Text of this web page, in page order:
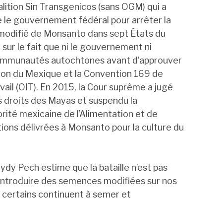
Sin Transgenicos (sans OGM) qui a
gouvernement fédéral pour arrêter la
de Monsanto dans sept États du
le fait que ni le gouvernement ni
autochtones avant d’approuver
du Mexique et la Convention 169 de
(OIT). En 2015, la Cour suprême a jugé
des Mayas et suspendu la
mexicaine de l’Alimentation et de
délivrées à Monsanto pour la culture du
Pech estime que la bataille n’est pas
des semences modifiées sur nos
continuent à semer et